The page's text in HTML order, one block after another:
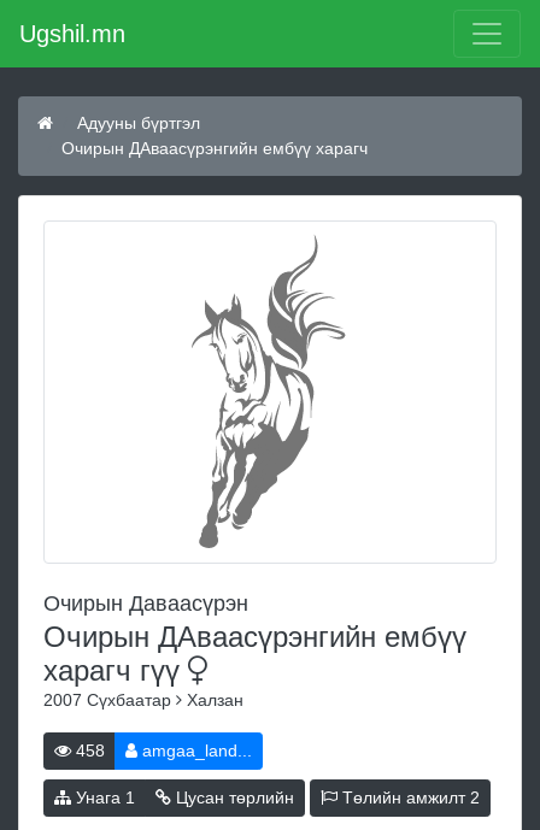
Ugshil.mn
Адууны бүртгэл
Очирын ДАваасүрэнгийн ембүү харагч
Очирын Даваасүрэн
Очирын ДАваасүрэнгийн ембүү
харагч гүү
2007 Сүхбаатар Халзан
458 amgaa_land...
Унага 1 Цусан төрлийн Төлийн амжилт2